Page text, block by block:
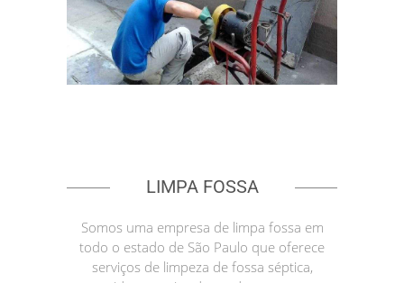
LIMPA FOSSA
Somos uma empresa de limpa fossa em
todo o estado de São Paulo que oferece
serviços de limpeza de fossa séptica,